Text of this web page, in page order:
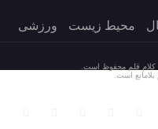
محیط زیست ورزشی
کلام قلم محفوظ است.
است.